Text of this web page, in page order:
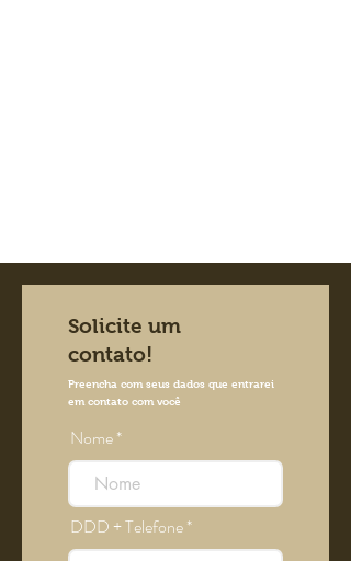
Solicite um
contato!
Preencha com seus dados que entrarei
em contato com você
Nome
DDD + Telefone